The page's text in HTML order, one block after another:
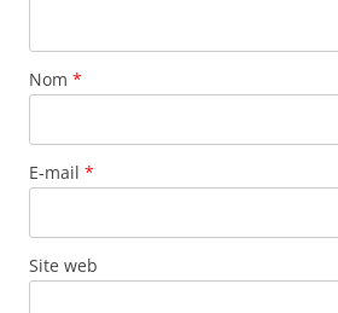
Nom *
E-mail *
Site web